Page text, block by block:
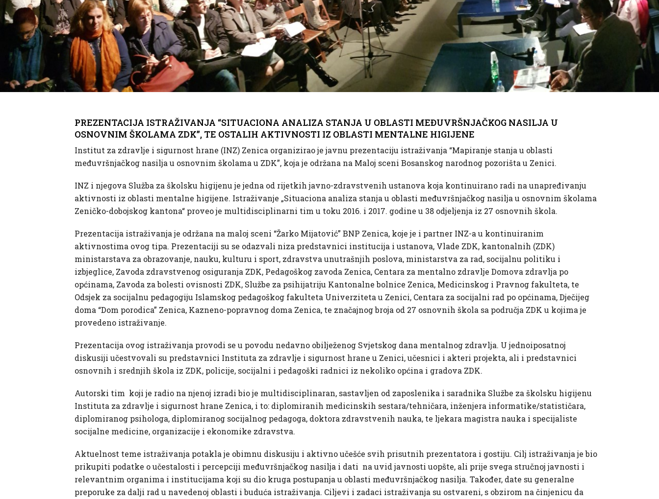
PREZENTACIJA ISTRAŽIVANJA “SITUACIONA ANALIZA STANJA U OBLASTI MEĐUVRŠNJAČKOG NASILJA U
OSNOVNIM ŠKOLAMA ZDK”, TE OSTALIH AKTIVNOSTI IZ OBLASTI MENTALNE HIGIJENE
Institut za zdravlje i sigurnost hrane (INZ) Zenica organizirao je javnu prezentaciju istraživanja “Mapiranje stanja u oblasti
međuvršnjačkog nasilja u osnovnim školama u ZDK”, koja je održana na Maloj sceni Bosanskog narodnog pozorišta u Zenici.
INZ i njegova Služba za školsku higijenu je jedna od rijetkih javno-zdravstvenih ustanova koja kontinuirano radi na unapređivanju
aktivnosti iz oblasti mentalne higijene. Istraživanje „Situaciona analiza stanja u oblasti međuvršnjačkog nasilja u osnovnim školama
Zeničko-dobojskog kantona“ proveo je multidisciplinarni tim u toku 2016. i 2017. godine u 38 odjeljenja iz 27 osnovnih škola.
Prezentacija istraživanja je održana na maloj sceni “Žarko Mijatović” BNP Zenica, koje je i partner INZ-a u kontinuiranim
aktivnostima ovog tipa. Prezentaciji su se odazvali niza predstavnici institucija i ustanova, Vlade ZDK, kantonalnih (ZDK)
ministarstava za obrazovanje, nauku, kulturu i sport, zdravstva unutrašnjih poslova, ministarstva za rad, socijalnu politiku i
izbjeglice, Zavoda zdravstvenog osiguranja ZDK, Pedagoškog zavoda Zenica, Centara za mentalno zdravlje Domova zdravlja po
općinama, Zavoda za bolesti ovisnosti ZDK, Službe za psihijatriju Kantonalne bolnice Zenica, Medicinskog i Pravnog fakulteta, te
Odsjek za socijalnu pedagogiju Islamskog pedagoškog fakulteta Univerziteta u Zenici, Centara za socijalni rad po općinama, Dječijeg
doma “Dom porodica” Zenica, Kazneno-popravnog doma Zenica, te značajnog broja od 27 osnovnih škola sa područja ZDK u kojima je
provedeno istraživanje.
Prezentacija ovog istraživanja provodi se u povodu nedavno obilježenog Svjetskog dana mentalnog zdravlja. U jednoiposatnoj
diskusiji učestvovali su predstavnici Instituta za zdravlje i sigurnost hrane u Zenici, učesnici i akteri projekta, ali i predstavnici
osnovnih i srednjih škola iz ZDK, policije, socijalni i pedagoški radnici iz nekoliko općina i gradova ZDK.
Autorski tim koji je radio na njenoj izradi bio je multidisciplinaran, sastavljen od zaposlenika i saradnika Službe za školsku higijenu
Instituta za zdravlje i sigurnost hrane Zenica, i to: diplomiranih medicinskih sestara/tehničara, inženjera informatike/statističara,
diplomiranog psihologa, diplomiranog socijalnog pedagoga, doktora zdravstvenih nauka, te ljekara magistra nauka i specijaliste
socijalne medicine, organizacije i ekonomike zdravstva.
Aktuelnost teme istraživanja potakla je obimnu diskusiju i aktivno učešće svih prisutnih prezentatora i gostiju. Cilj istraživanja je bio
prikupiti podatke o učestalosti i percepciji međuvršnjačkog nasilja i dati na uvid javnosti uopšte, ali prije svega stručnoj javnosti i
relevantnim organima i institucijama koji su dio kruga postupanja u oblasti međuvršnjačkog nasilja. Također, date su generalne
preporuke za dalji rad u navedenoj oblasti i buduća istraživanja. Ciljevi i zadaci istraživanja su ostvareni, s obzirom na činjenicu da